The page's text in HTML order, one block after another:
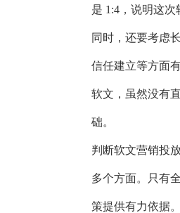
是 1:4，说明这
同时，还要考虑
信任建立等方面
软文，虽然没有
础。
判断软文营销投
多个方面。只有
策提供有力依据。